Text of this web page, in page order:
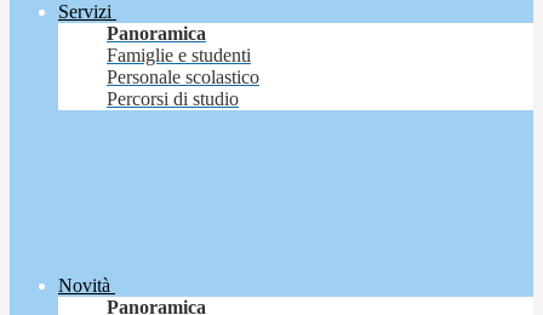
Servizi
Panoramica
Famiglie e studenti
Personale scolastico
Percorsi di studio
Novità
Panoramica